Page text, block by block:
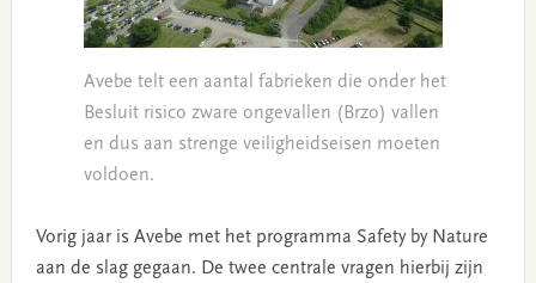
Avebe telt een aantal fabrieken die onder het
Besluit risico zware ongevallen (Brzo) vallen
en dus aan strenge veiligheidseisen moeten
voldoen.
Vorig jaar is Avebe met het programma Safety by Nature
aan de slag gegaan. De twee centrale vragen hierbij zijn